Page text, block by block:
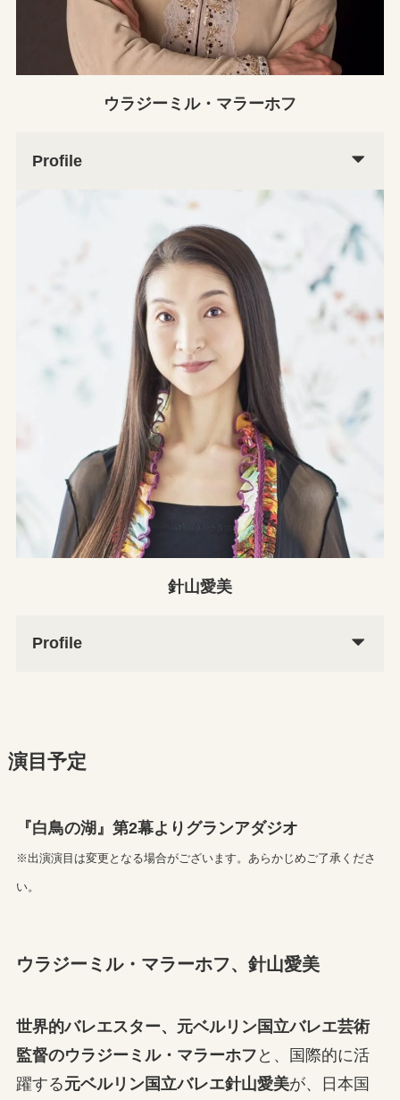
ウラジーミル・マラーホフ
Profile
針山愛美
Profile
演目予定
『白鳥の湖』第2幕よりグランアダジオ
※出演演目は変更となる場合がございます。あらかじめご了承くださ
い。
ウラジーミル・マラーホフ、針山愛美
世界的バレエスター、元ベルリン国立バレエ芸術
監督のウラジーミル・マラーホフ と、国際的に活
躍する元ベルリン国立バレエ針山愛美が、日本国